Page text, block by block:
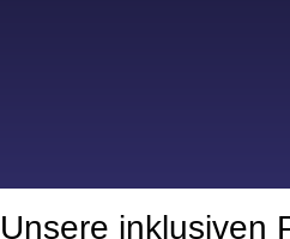
Unsere inklusiven